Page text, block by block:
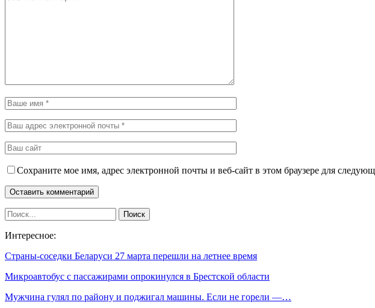
Сохраните мое имя, адрес электронной почты и веб-сайт в этом браузере для
Интересное:
Страны-соседки Беларуси 27 марта перешли на летнее время
Микроавтобус с пассажирами опрокинулся в Брестской области
Мужчина гулял по району и поджигал машины. Если не горели —…